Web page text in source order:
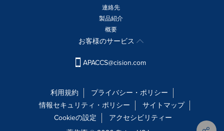
連絡先
製品紹介
概要
お客様のサービス
APACCS@cision.com
利用規約
プライバシー・ポリシー
情報セキュリティ・ポリシー
サイトマップ
Cookieの設定
アクセシビリティー